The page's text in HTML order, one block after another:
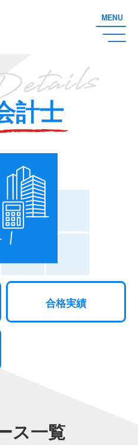
MENU
計士
合格実績
ス一覧